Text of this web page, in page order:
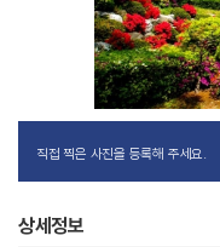
직접 찍은 사진을 등록해 주세요.
상세정보